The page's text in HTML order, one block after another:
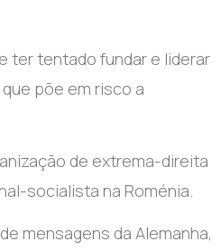
ter tentado fundar e liderar
põe em risco a
de extrema-direita
socialista na Roménia.
mensagens da Alemanha,